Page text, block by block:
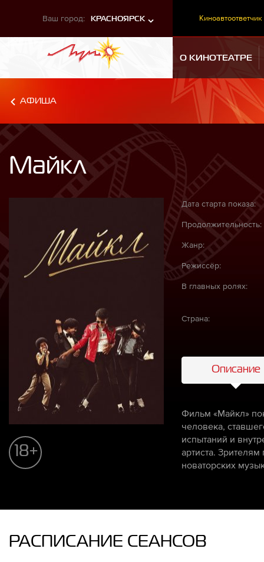
Ваш город: КРАСНОЯРСК Киноавтоответчик
О КИНОТЕАТРЕ
АФИША
Майкл
18+
Дата старта показа:
Продолжительность:
Жанр:
Режиссёр:
В главных ролях:
Страна:
Описание
Фильм «Майкл»
человека,
испытаний и
артиста.
новаторских
РАСПИСАНИЕ СЕАНСОВ